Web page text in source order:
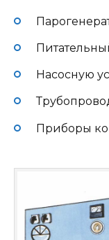
Насосную
Приборы